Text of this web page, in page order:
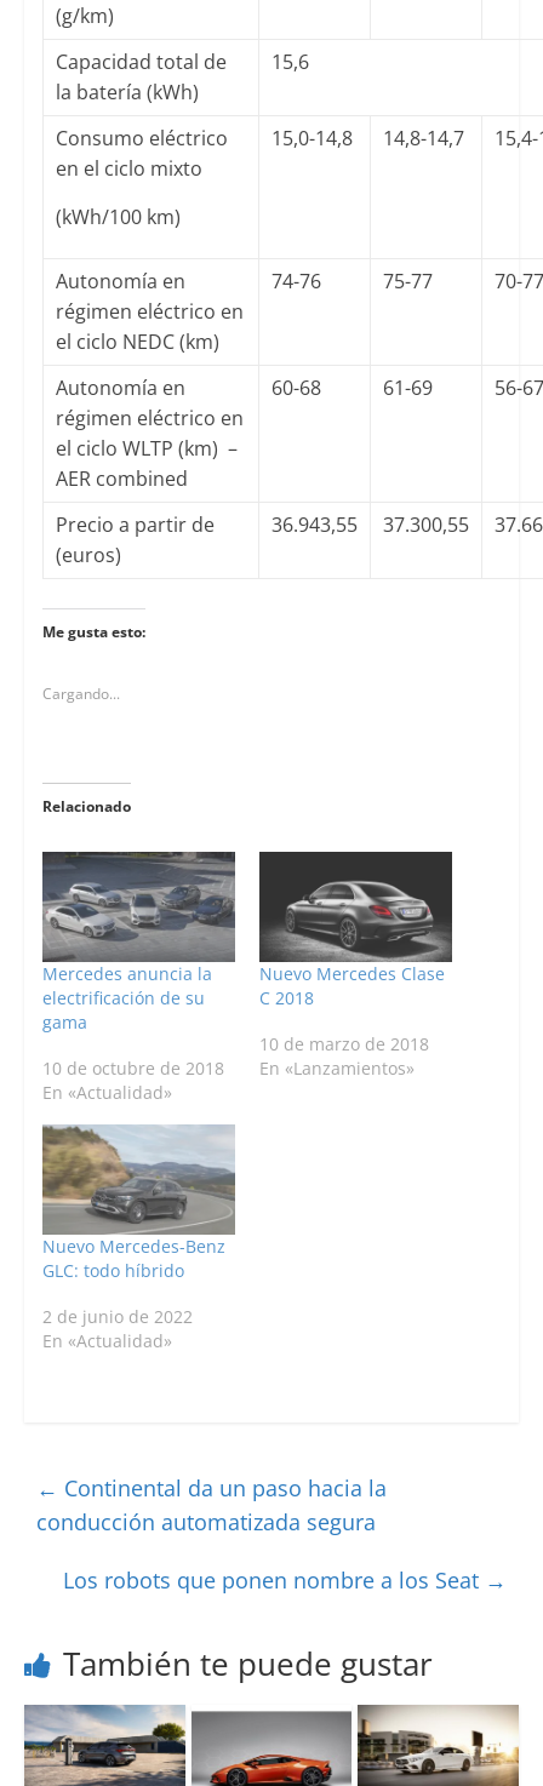
(g/km)
Capacidad total de
la batería (kWh)
15,6
Consumo eléctrico
en el ciclo mixto
(kWh/100 km)
15,0-14,8 14,8-14,7
Autonomía en
régimen eléctrico en
el ciclo NEDC (km)
74-76 75-77 70-77
Autonomía en
régimen eléctrico en
el ciclo WLTP (km) –
AER combined
60-68 61-69 56-67
Precio a partir de
(euros)
36.943,55 37.300,55
Me gusta esto:
Cargando...
Relacionado
Mercedes anuncia la
electrificación de su
gama
10 de octubre de 2018
En «Actualidad»
Nuevo Mercedes Clase
C 2018
10 de marzo de 2018
En «Lanzamientos»
Nuevo Mercedes-Benz
GLC: todo híbrido
2 de junio de 2022
En «Actualidad»
← Continental da un paso hacia la
conducción automatizada segura
Los robots que ponen nombre a los Seat →
También te puede gustar